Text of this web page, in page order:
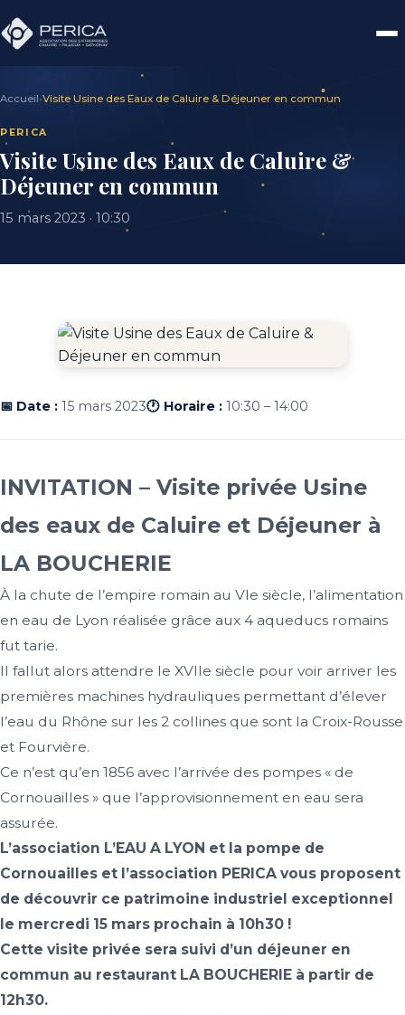
Accueil›Visite Usine des Eaux de Caluire & Déjeuner en commun
PERICA
Visite Usine des Eaux de Caluire &
Déjeuner en commun
15 mars 2023 · 10:30
📅 Date : 15 mars 2023🕐 Horaire : 10:30 – 14:00
INVITATION – Visite privée Usine
des eaux de Caluire et Déjeuner à
LA BOUCHERIE
À la chute de l’empire romain au VIe siècle, l’alimentation
en eau de Lyon réalisée grâce aux 4 aqueducs romains
fut tarie.
Il fallut alors attendre le XVIIe siècle pour voir arriver les
premières machines hydrauliques permettant d’élever
l’eau du Rhône sur les 2 collines que sont la Croix-Rousse
et Fourvière.
Ce n’est qu’en 1856 avec l’arrivée des pompes « de
Cornouailles » que l’approvisionnement en eau sera
assurée.
L’association L’EAU A LYON et la pompe de
Cornouailles et l’association PERICA vous proposent
de découvrir ce patrimoine industriel exceptionnel
le mercredi 15 mars prochain à 10h30 !
Cette visite privée sera suivi d’un déjeuner en
commun au restaurant LA BOUCHERIE à partir de
12h30.